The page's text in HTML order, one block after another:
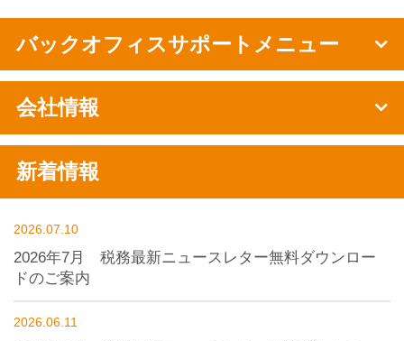
バックオフィスサポートメニュー
会社情報
新着情報
2026.07.10
2026年7月 税務最新ニュースレター無料ダウンロー
ドのご案内
2026.06.11